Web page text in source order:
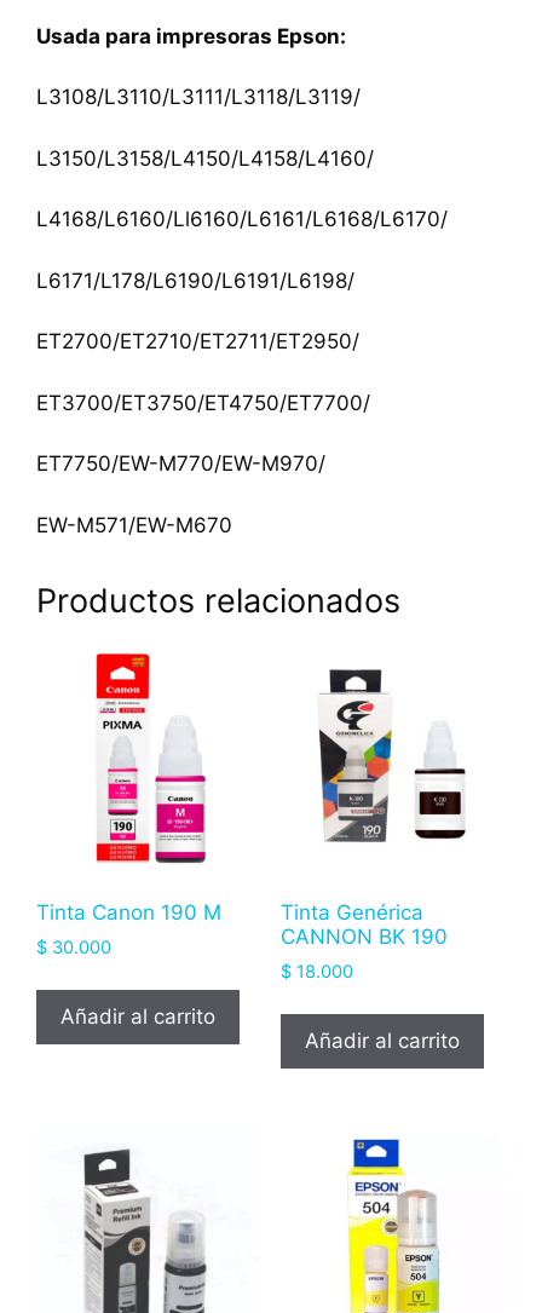
Usada para impresoras Epson:
L3108/L3110/L3111/L3118/L3119/
L3150/L3158/L4150/L4158/L4160/
L4168/L6160/Ll6160/L6161/L6168/L6170/
L6171/L178/L6190/L6191/L6198/
ET2700/ET2710/ET2711/ET2950/
ET3700/ET3750/ET4750/ET7700/
ET7750/EW-M770/EW-M970/
EW-M571/EW-M670
Productos relacionados
Tinta Canon 190 M
$ 30.000
Añadir al carrito
Tinta Genérica
CANNON BK 190
$18.000
Añadir al carrito